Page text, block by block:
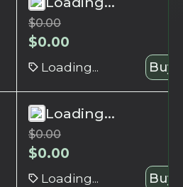
$0.00
$0.00
Loading... Buy
Loading...
$0.00
$0.00
Loading... Buy